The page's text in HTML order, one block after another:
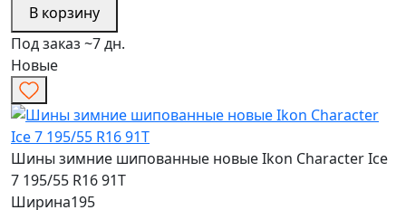
В корзину
Под заказ ~7 дн.
Новые
Шины зимние шипованные новые Ikon Character Ice
7 195/55 R16 91T
Ширина195